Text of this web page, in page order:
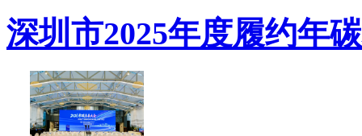
深圳市2025年度履约年